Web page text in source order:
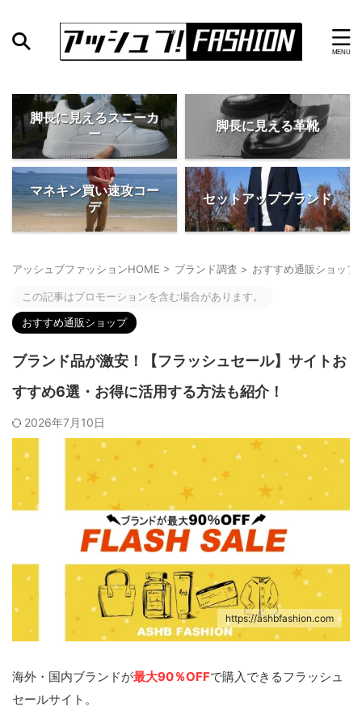
脚長に見えるスニーカ
ー
脚長に見える革靴
マネキン買い速攻コー
デ
セットアップブランド
アッシュブファッションHOME > ブランド調査 > おすすめ通販ショップ
この記事はプロモーションを含む場合があります。
おすすめ通販ショップ
ブランド品が激安！【フラッシュセール】サイトお
すすめ6選・お得に活用する方法も紹介！
2026年7月10日
https://ashbfashion.com
海外・国内ブランドが最大90％OFFで購入できるフラッシュ
セールサイト。